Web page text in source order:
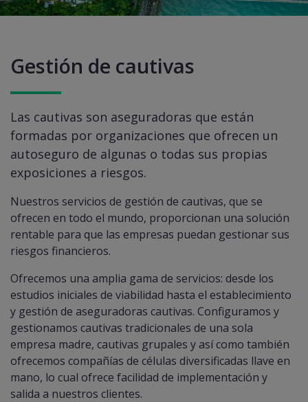
Gestión de cautivas
Las cautivas son aseguradoras que están
formadas por organizaciones que ofrecen un
autoseguro de algunas o todas sus propias
exposiciones a riesgos.
Nuestros servicios de gestión de cautivas, que se
ofrecen en todo el mundo, proporcionan una solución
rentable para que las empresas puedan gestionar sus
riesgos financieros.
Ofrecemos una amplia gama de servicios: desde los
estudios iniciales de viabilidad hasta el establecimiento
y gestión de aseguradoras cautivas. Configuramos y
gestionamos cautivas tradicionales de una sola
empresa madre, cautivas grupales y así como también
ofrecemos compañías de células diversificadas llave en
mano, lo cual ofrece facilidad de implementación y
salida a nuestros clientes.